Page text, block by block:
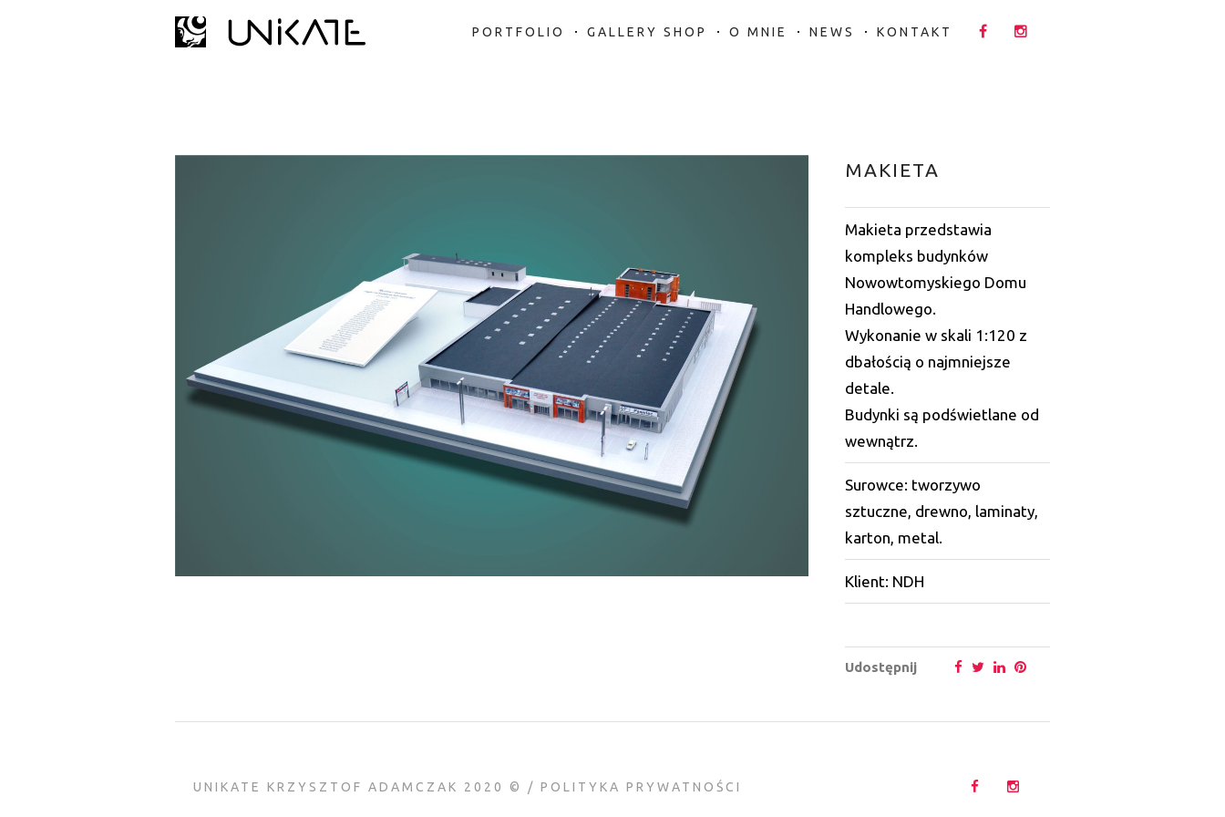
PORTFOLIO GALLERY SHOP O MNIE NEWS KONTAKT
MAKIETA
Makieta przedstawia
kompleks budynków
Nowowtomyskiego Domu
Handlowego.
Wykonanie w skali 1:120 z
dbałością o najmniejsze
detale.
Budynki są podświetlane od
wewnątrz.
Surowce: tworzywo
sztuczne, drewno, laminaty,
karton, metal.
Klient: NDH
Udostępnij
UNIKATE KRZYSZTOF ADAMCZAK 2020 © / POLITYKA PRYWATNOŚCI